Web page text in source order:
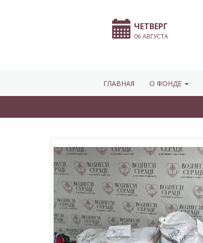
ЧЕТВЕРГ
06 АВГУСТА
ГЛАВНАЯ О ФОНДЕ